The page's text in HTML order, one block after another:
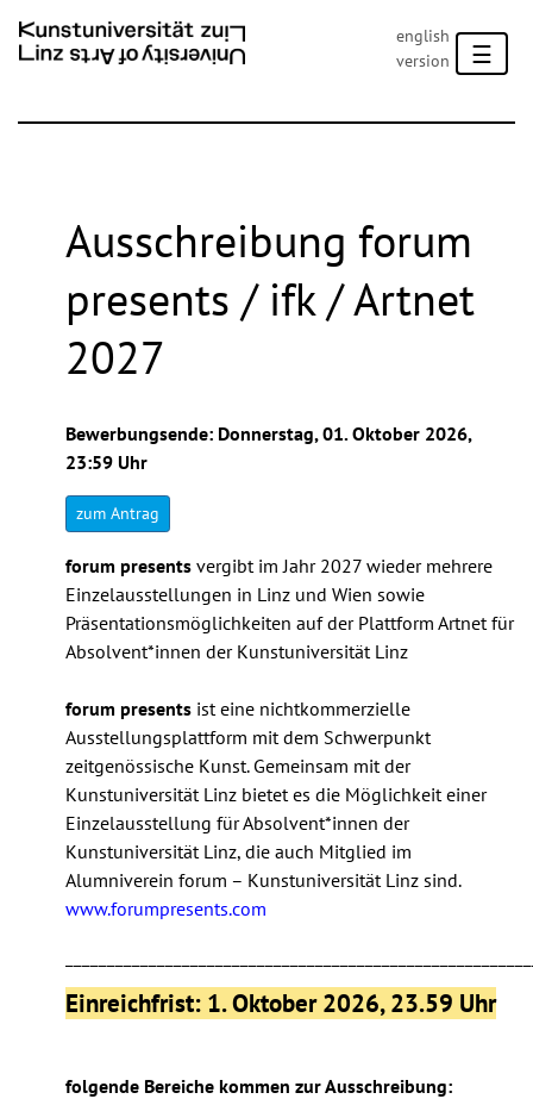
english
version
☰
Ausschreibung forum
presents / ifk / Artnet
2027
Bewerbungsende: Donnerstag, 01. Oktober 2026,
23:59 Uhr
zum Antrag
forum presents vergibt im Jahr 2027 wieder mehrere
Einzelausstellungen in Linz und Wien sowie
Präsentationsmöglichkeiten auf der Plattform Artnet für
Absolvent*innen der Kunstuniversität Linz
forum presents ist eine nichtkommerzielle
Ausstellungsplattform mit dem Schwerpunkt
zeitgenössische Kunst. Gemeinsam mit der
Kunstuniversität Linz bietet es die Möglichkeit einer
Einzelausstellung für Absolvent*innen der
Kunstuniversität Linz, die auch Mitglied im
Alumniverein forum – Kunstuniversität Linz sind.
www.forumpresents.com
Einreichfrist: 1. Oktober 2026, 23.59 Uhr
folgende Bereiche kommen zur Ausschreibung: